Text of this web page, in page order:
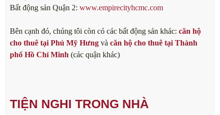
Bất động sản Quận 2: www.empirecityhcmc.com
Bên cạnh đó, chúng tôi còn có các bất động sản khác: căn hộ
cho thuê tại Phú Mỹ Hưng và căn hộ cho thuê tại Thành
phố Hồ Chí Minh (các quận khác)
TIỆN NGHI TRONG NHÀ